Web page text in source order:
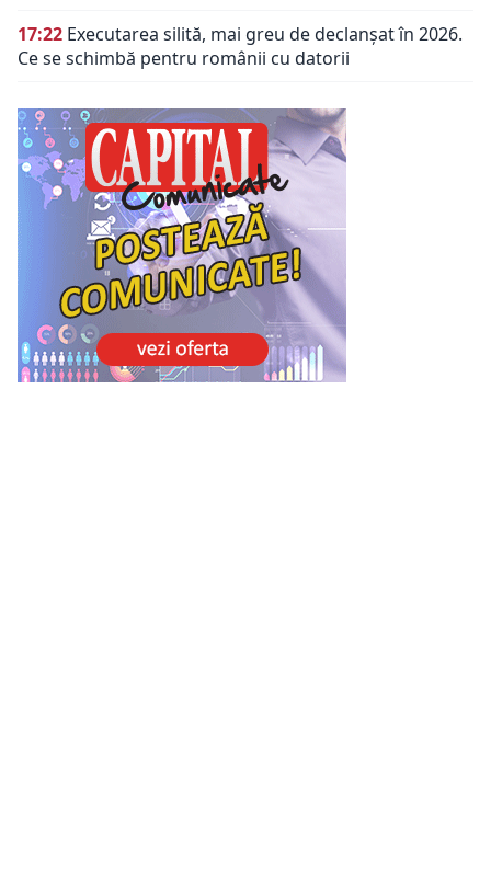
17:22 Executarea silită, mai greu de declanșat în 2026.
Ce se schimbă pentru românii cu datorii